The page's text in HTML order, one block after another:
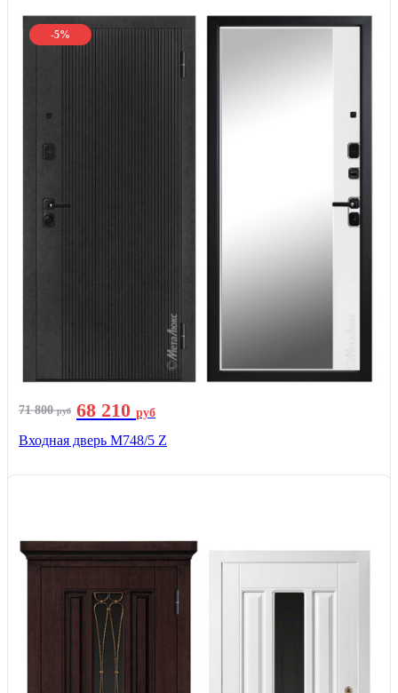
-5%
71 800руб 68 210 руб
Входная дверь М748/5 Z